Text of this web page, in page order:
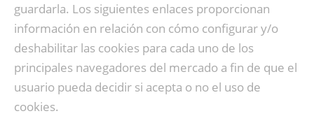
guardarla. Los siguientes enlaces proporcionan
información en relación con cómo configurar y/o
deshabilitar las cookies para cada uno de los
principales navegadores del mercado a fin de que el
usuario pueda decidir si acepta o no el uso de
cookies.